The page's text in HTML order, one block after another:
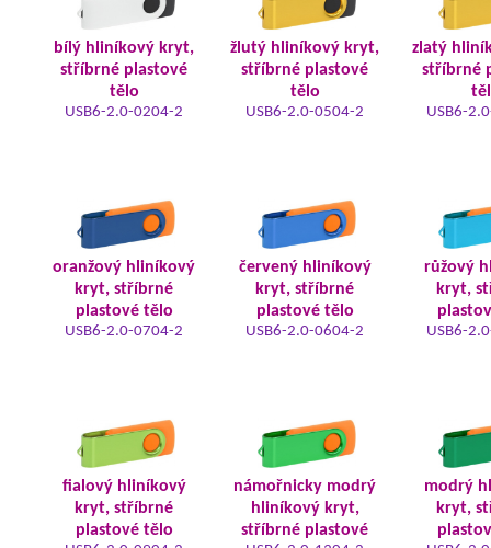
bílý hliníkový kryt,
stříbrné plastové
tělo
USB6-2.0-0204-2
žlutý hliníkový kryt,
stříbrné plastové
tělo
USB6-2.0-0504-2
zlatý
stříbrné
USB6-
oranžový hliníkový
kryt, stříbrné
plastové tělo
USB6-2.0-0704-2
červený hliníkový
kryt, stříbrné
plastové tělo
USB6-2.0-0604-2
růžový
kryt,
USB6-
fialový hliníkový
kryt, stříbrné
plastové tělo
námořnicky modrý
hliníkový kryt,
stříbrné plastové
modrý
kryt,